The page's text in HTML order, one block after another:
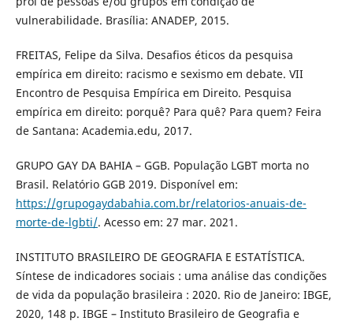
vulnerabilidade. Brasília: ANADEP, 2015.
FREITAS, Felipe da Silva. Desafios éticos da pesquisa
empírica em direito: racismo e sexismo em debate. VII
Encontro de Pesquisa Empírica em Direito. Pesquisa
empírica em direito: porquê? Para quê? Para quem? Feira
de Santana: Academia.edu, 2017.
GRUPO GAY DA BAHIA – GGB. População LGBT morta no
Brasil. Relatório GGB 2019. Disponível em:
https://grupogaydabahia.com.br/relatorios-anuais-de-
morte-de-lgbti/. Acesso em: 27 mar. 2021.
INSTITUTO BRASILEIRO DE GEOGRAFIA E ESTATÍSTICA.
Síntese de indicadores sociais : uma análise das condições
de vida da população brasileira : 2020. Rio de Janeiro: IBGE,
2020, 148 p. IBGE – Instituto Brasileiro de Geografia e